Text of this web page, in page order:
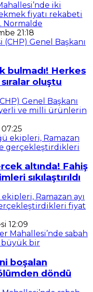
iki
fiyatı rekabeti
Normalde
21:18
bulmadı! Herkes
oluştu
Genel Başkanı
yerli ve milli ürünlerin
altında! Fahiş
sıkılaştırıldı
Ramazan ayı
fiyat
12:09
boşalan
döndü